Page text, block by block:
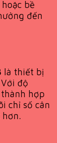
bề
đến
là thiết bị
độ
hợp
chỉ số cân